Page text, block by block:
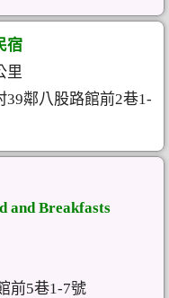
宿
里
39鄰八股路館前2巷1-
and Breakfasts
前5巷1-7號